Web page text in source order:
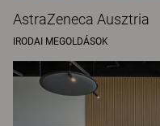
AstraZeneca Ausztria
IRODAI MEGOLDÁSOK